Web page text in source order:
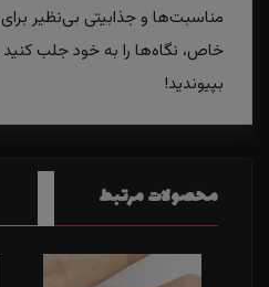
مناسبت‌ها و جذابیتی بی‌نظیر
خاص، نگاه‌ها را به خود جلب
بپیوندید!
محصولات مرتبط